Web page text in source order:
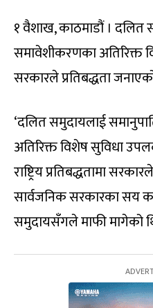
१ वैशाख, काठमाडौं ।
समावेशीकरणका अतिरिक्त
सरकारले प्रतिबद्धता
‘दलित समुदायलाई
अतिरिक्त विशेष सुविधा
राष्ट्रिय प्रतिबद्धतामा
सार्वजनिक सरकारका सय
समुदायसँगले माफी मागेको